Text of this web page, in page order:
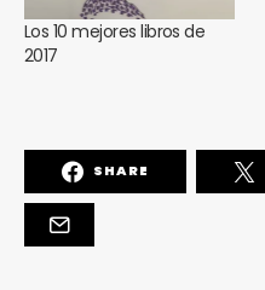
Los 10 mejores libros de
2017
SHARE